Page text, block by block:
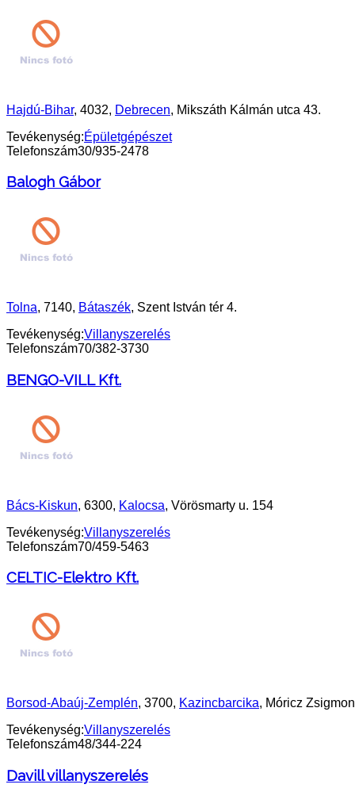
Hajdú-Bihar, 4032, Debrecen, Mikszáth Kálmán utca 43.
Tevékenység:Épületgépészet
Telefonszám30/935-2478
Balogh Gábor
Tolna, 7140, Bátaszék, Szent István tér 4.
Tevékenység:Villanyszerelés
Telefonszám70/382-3730
BENGO-VILL Kft.
Bács-Kiskun, 6300, Kalocsa, Vörösmarty u. 154
Tevékenység:Villanyszerelés
Telefonszám70/459-5463
CELTIC-Elektro Kft.
Borsod-Abaúj-Zemplén, 3700, Kazincbarcika, Móricz
Tevékenység:Villanyszerelés
Telefonszám48/344-224
Davill villanyszerelés